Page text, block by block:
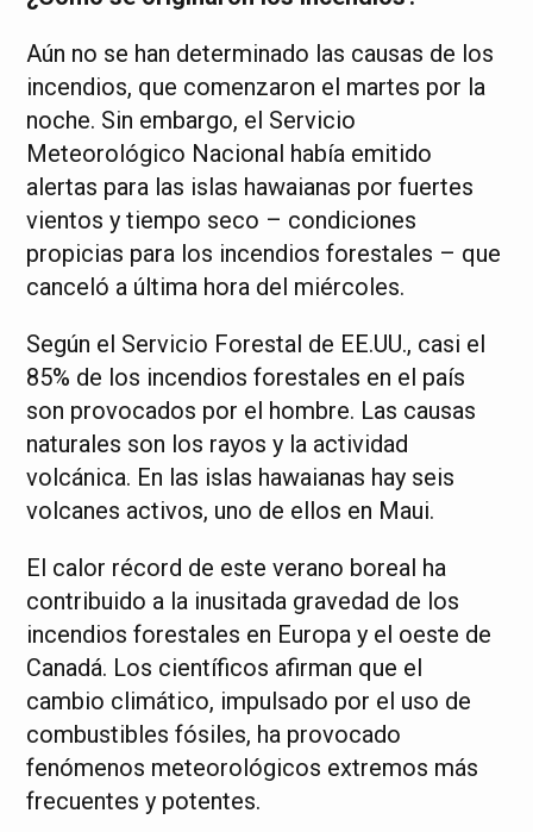
Aún no se han determinado las causas de los
incendios, que comenzaron el martes por la
noche. Sin embargo, el Servicio
Meteorológico Nacional había emitido
alertas para las islas hawaianas por fuertes
vientos y tiempo seco – condiciones
propicias para los incendios forestales – que
canceló a última hora del miércoles.
Según el Servicio Forestal de EE.UU., casi el
85% de los incendios forestales en el país
son provocados por el hombre. Las causas
naturales son los rayos y la actividad
volcánica. En las islas hawaianas hay seis
volcanes activos, uno de ellos en Maui.
El calor récord de este verano boreal ha
contribuido a la inusitada gravedad de los
incendios forestales en Europa y el oeste de
Canadá. Los científicos afirman que el
cambio climático, impulsado por el uso de
combustibles fósiles, ha provocado
fenómenos meteorológicos extremos más
frecuentes y potentes.